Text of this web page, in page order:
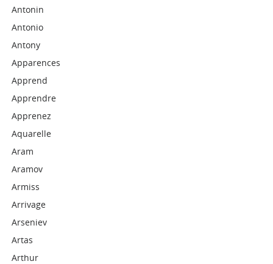
Antonin
Antonio
Antony
Apparences
Apprend
Apprendre
Apprenez
Aquarelle
Aram
Aramov
Armiss
Arrivage
Arseniev
Artas
Arthur